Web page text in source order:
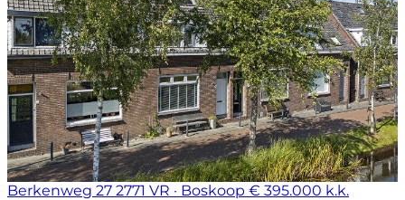
Berkenweg 27 2771 VR · Boskoop € 395.000 k.k.